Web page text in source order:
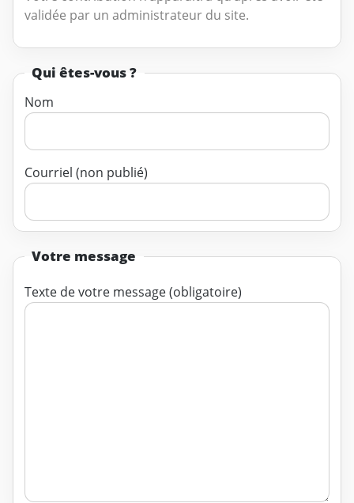
validée par un administrateur du site.
Qui êtes-vous ?
Nom
Courriel (non publié)
Votre message
Texte de votre message (obligatoire)